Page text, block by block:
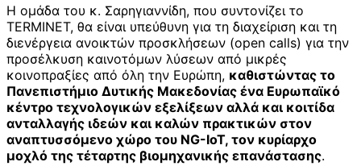
Η ομάδα του κ. Σαρηγιαννίδη, που συντονίζει το
TERMINET, θα είναι υπεύθυνη για τη διαχείριση και τη
διενέργεια ανοικτών προσκλήσεων (open calls) για την
προσέλκυση καινοτόμων λύσεων από μικρές
κοινοπραξίες από όλη την Ευρώπη, καθιστώντας το
Πανεπιστήμιο Δυτικής Μακεδονίας ένα Ευρωπαϊκό
κέντρο τεχνολογικών εξελίξεων αλλά και κοιτίδα
ανταλλαγής ιδεών και καλών πρακτικών στον
αναπτυσσόμενο χώρο του NG-IoT, τον κυρίαρχο
μοχλό της τέταρτης βιομηχανικής επανάστασης.